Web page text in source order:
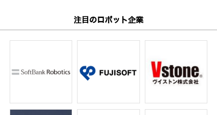
注目のロボット企業